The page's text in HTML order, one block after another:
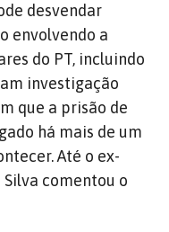
desvendar
envolvendo a
do PT, incluindo
investigação
que a prisão de
há mais de um
Até o ex-
comentou o